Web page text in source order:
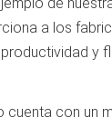
a los
y
cuenta con un